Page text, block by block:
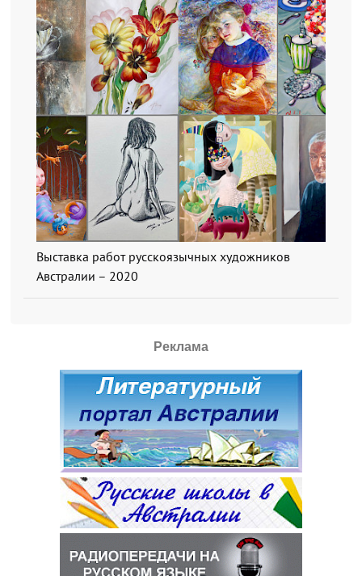
Выставка работ русскоязычных художников
Австралии – 2020
Реклама